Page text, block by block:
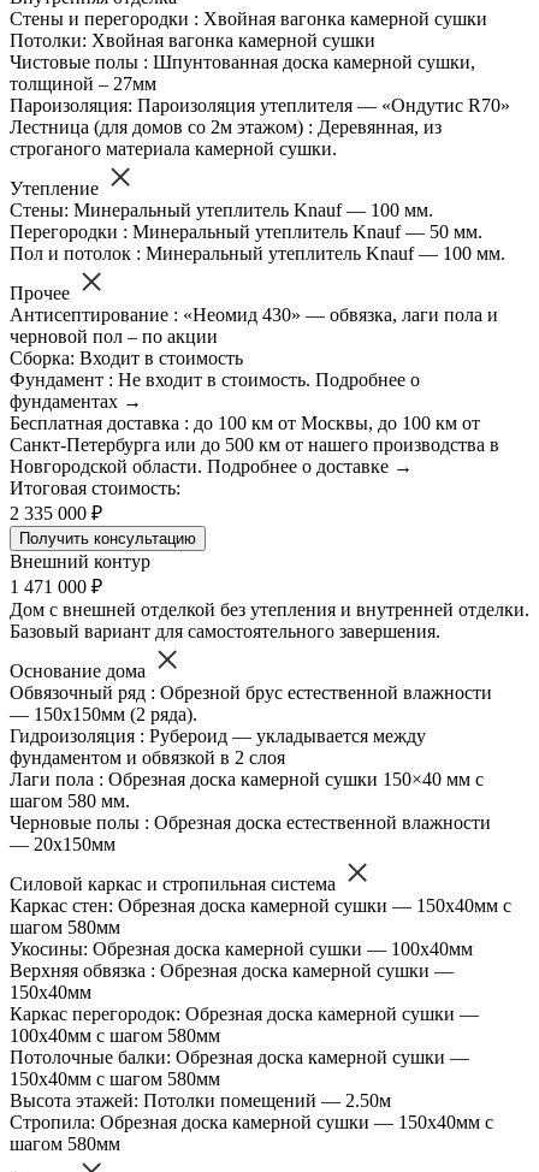
Стены и перегородки : Хвойная вагонка камерной сушки
Потолки: Хвойная вагонка камерной сушки
Чистовые полы : Шпунтованная доска камерной сушки,
толщиной – 27мм
Пароизоляция: Пароизоляция утеплителя — «Ондутис R70»
Лестница (для домов со 2м этажом) : Деревянная, из
строганого материала камерной сушки.
Утепление
Стены: Минеральный утеплитель Knauf — 100 мм.
Перегородки : Минеральный утеплитель Knauf — 50 мм.
Пол и потолок : Минеральный утеплитель Knauf — 100 мм.
Прочее
Антисептирование : «Неомид 430» — обвязка, лаги пола и
черновой пол – по акции
Сборка: Входит в стоимость
Фундамент : Не входит в стоимость. Подробнее о
фундаментах →
Бесплатная доставка : до 100 км от Москвы, до 100 км от
Санкт-Петербурга или до 500 км от нашего производства в
Новгородской области. Подробнее о доставке →
Итоговая стоимость:
2 335 000 ₽
Получить консультацию
Внешний контур
1 471 000 ₽
Дом с внешней отделкой без утепления и внутренней отделки.
Базовый вариант для самостоятельного завершения.
Основание дома
Обвязочный ряд : Обрезной брус естественной влажности
— 150х150мм (2 ряда).
Гидроизоляция : Рубероид — укладывается между
фундаментом и обвязкой в 2 слоя
Лаги пола : Обрезная доска камерной сушки 150×40 мм с
шагом 580 мм.
Черновые полы : Обрезная доска естественной влажности
— 20х150мм
Силовой каркас и стропильная система
Каркас стен: Обрезная доска камерной сушки — 150х40мм с
шагом 580мм
Укосины: Обрезная доска камерной сушки — 100х40мм
Верхняя обвязка : Обрезная доска камерной сушки —
150х40мм
Каркас перегородок: Обрезная доска камерной сушки —
100х40мм с шагом 580мм
Потолочные балки: Обрезная доска камерной сушки —
150х40мм с шагом 580мм
Высота этажей: Потолки помещений — 2.50м
Стропила: Обрезная доска камерной сушки — 150х40мм с
шагом 580мм